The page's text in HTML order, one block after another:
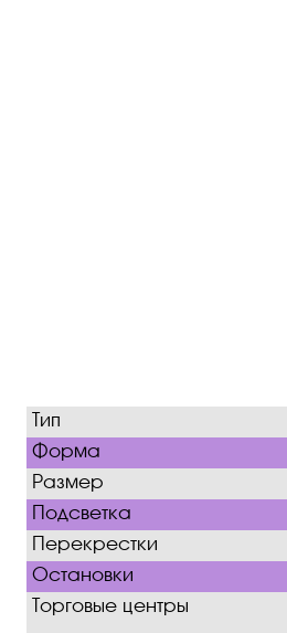
Тип
Форма
Размер
Подсветка
Перекрестки
Остановки
Торговые центры